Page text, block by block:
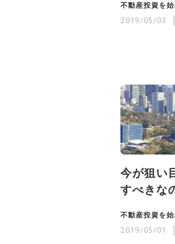
不動産投資を
2019/05/03
今が狙い
すべきな
不動産投資を
2019/05/01